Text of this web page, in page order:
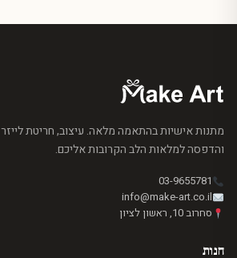
מתנות אישיות בהתאמה מלאה. עיצוב, חריטת לייזר
והדפסה למלאות הלב הקרובות אליכם.
03-9655781
info@make-art.co.il
סחרוב 10, ראשון לציון
חנות